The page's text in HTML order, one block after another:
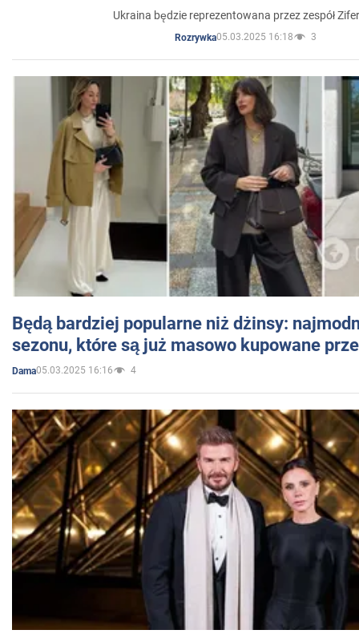
Ukraina będzie reprezentowana przez zespół
Rozrywka05.03.2025 16:18 3
Będą bardziej popularne niż dżinsy:
sezonu, które są już masowo kupowane
Dama05.03.2025 16:16 4